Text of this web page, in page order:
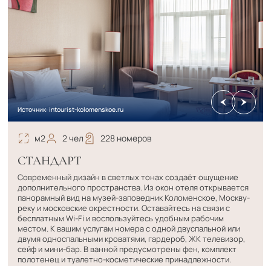
Источник: intourist-kolomenskoe.ru
м2 2 чел 228 номеров
СТАНДАРТ
Современный дизайн в светлых тонах создаёт ощущение
дополнительного пространства. Из окон отеля открывается
панорамный вид на музей-заповедник Коломенское, Москву-
реку и московские окрестности. Оставайтесь на связи с
бесплатным Wi-Fi и воспользуйтесь удобным рабочим
местом. К вашим услугам номера с одной двуспальной или
двумя односпальными кроватями, гардероб, ЖК телевизор,
сейф и мини-бар. В ванной предусмотрены фен, комплект
полотенец и туалетно-косметические принадлежности.